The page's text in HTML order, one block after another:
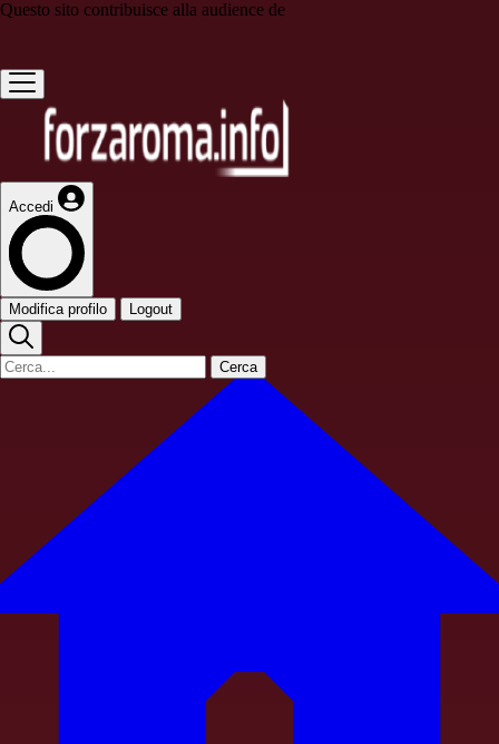
Questo sito contribuisce alla audience de
Accedi
Modifica profilo Logout
Cerca